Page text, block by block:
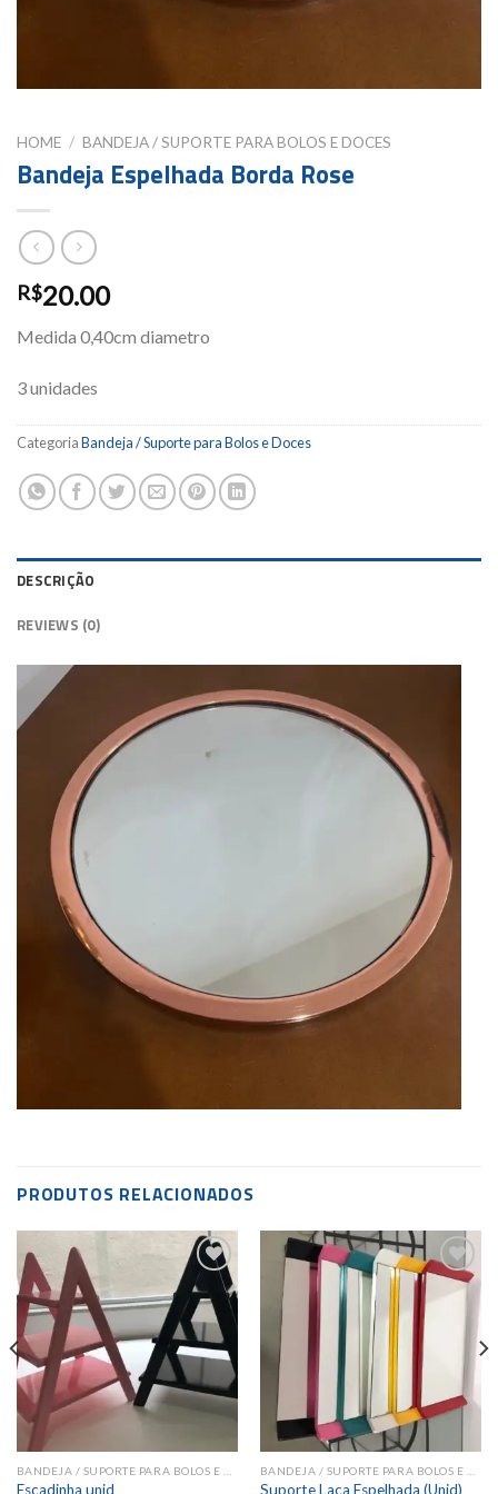
HOME / BANDEJA / SUPORTE PARA BOLOS E DOCES
Bandeja Espelhada Borda Rose
R$20.00
Medida 0,40cm diametro
3 unidades
CategoriaBandeja / Suporte para Bolos e Doces
DESCRIÇÃO
REVIEWS (0)
PRODUTOS RELACIONADOS
Add to
wishlist
Escadinha unid
Add to
wishlist
Suporte Laca Espelhada (Unid)